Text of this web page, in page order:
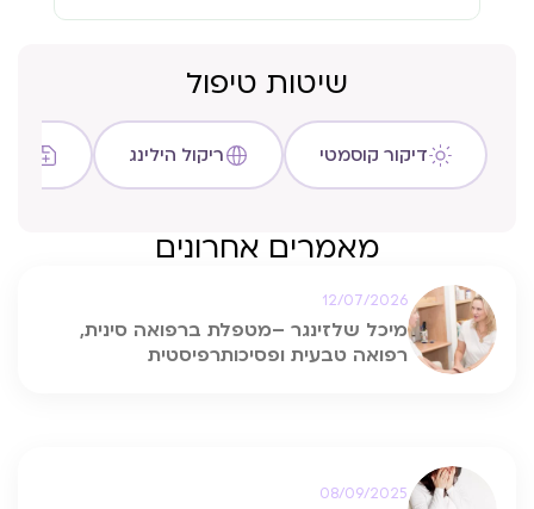
שיטות טיפול
דיקור קוסמטי ריקול הילינג
מאמרים אחרונים
מיכל שלזינגר –מטפלת ברפואה סינית,
רפואה טבעית ופסיכותרפיסטית
12/07/2026
08/09/2025